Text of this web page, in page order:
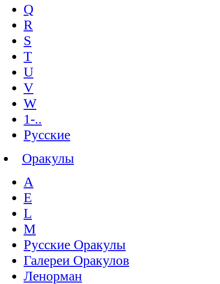
Q
R
S
T
U
V
W
1-..
Русские
Оракулы
A
E
L
M
Русские Оракулы
Галереи Оракулов
Ленорман